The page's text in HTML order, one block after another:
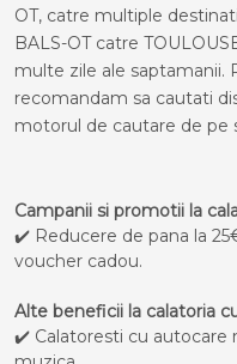
OT, catre multiple
BALS-OT catre
multe zile ale saptamanii.
recomandam sa cautati
motorul de cautare de pe
Campanii si promotii la
✔️ Reducere de pana la
voucher cadou.
Alte beneficii la calatoria
✔️ Calatoresti cu autocare